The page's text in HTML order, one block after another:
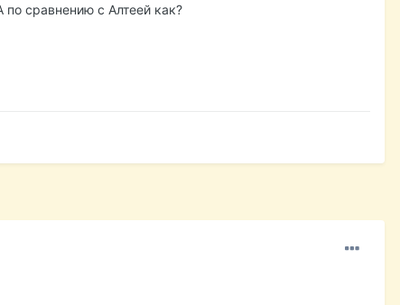
сравнению с Алтеей как?